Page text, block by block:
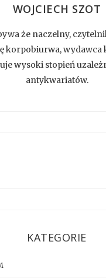
WOJCIECH SZOT
że naczelny,
korpobiurwa, wydawca
wysoki stopień
antykwariatów.
KATEGORIE